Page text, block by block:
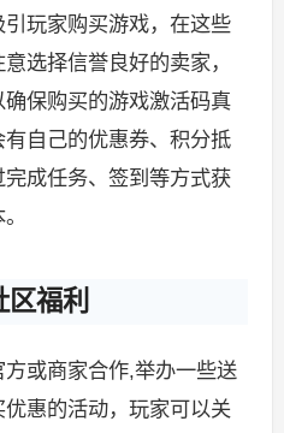
玩家购买游戏，在这些
选择信誉良好的卖家，
保购买的游戏激活码真
自己的优惠券、积分抵
成任务、签到等方式获
福利
或商家合作,举办一些送
惠的活动，玩家可以关